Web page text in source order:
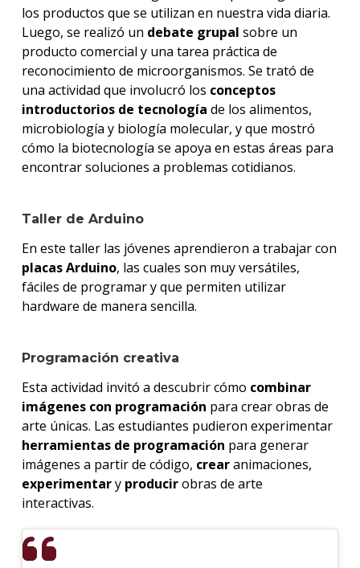
los productos que se utilizan en nuestra vida diaria.
Luego, se realizó un debate grupal sobre un
producto comercial y una tarea práctica de
reconocimiento de microorganismos. Se trató de
una actividad que involucró los conceptos
introductorios de tecnología de los alimentos,
microbiología y biología molecular, y que mostró
cómo la biotecnología se apoya en estas áreas para
encontrar soluciones a problemas cotidianos.
Taller de Arduino
En este taller las jóvenes aprendieron a trabajar con
placas Arduino, las cuales son muy versátiles,
fáciles de programar y que permiten utilizar
hardware de manera sencilla.
Programación creativa
Esta actividad invitó a descubrir cómo combinar
imágenes con programación para crear obras de
arte únicas. Las estudiantes pudieron experimentar
herramientas de programación para generar
imágenes a partir de código, crearanimaciones,
experimentary producirobras de arte
interactivas.